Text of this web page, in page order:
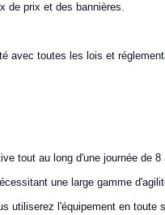
de prix et des bannières.
avec toutes les lois et
tout au long d'une journée de 8
une large gamme
utiliserez l'équipement en